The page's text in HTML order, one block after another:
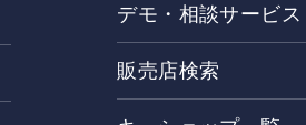
デモ・相談サービス
販売店検索